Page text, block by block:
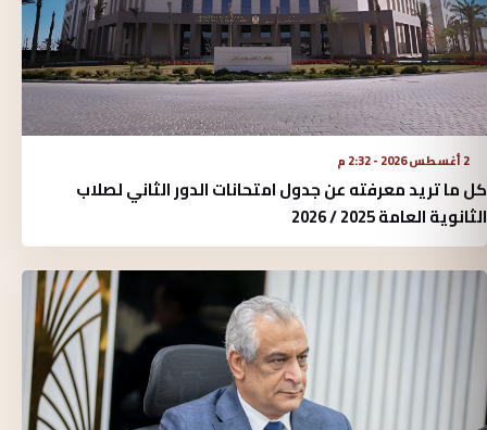
2 أغسطس 2026 - 2:32 م
كل ما تريد معرفته عن جدول امتحانات الدور الثاني لصلاب
الثانوية العامة 2025 / 2026